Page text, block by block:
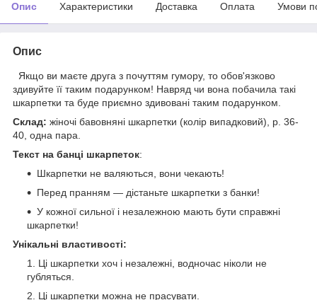
Опис Характеристики Доставка Оплата Умови
Опис
Якщо ви маєте друга з почуттям гумору, то обов'язково
здивуйте її таким подарунком! Навряд чи вона побачила такі
шкарпетки та буде приємно здивовані таким подарунком.
Склад: жіночі бавовняні шкарпетки (колір випадковий), р. 36-
40, одна пара.
Текст на банці шкарпеток:
Шкарпетки не валяються, вони чекають!
Перед пранням — дістаньте шкарпетки з банки!
У кожної сильної і незалежною мають бути справжні
шкарпетки!
Унікальні властивості:
Ці шкарпетки хоч і незалежні, водночас ніколи не
губляться.
Ці шкарпетки можна не прасувати.